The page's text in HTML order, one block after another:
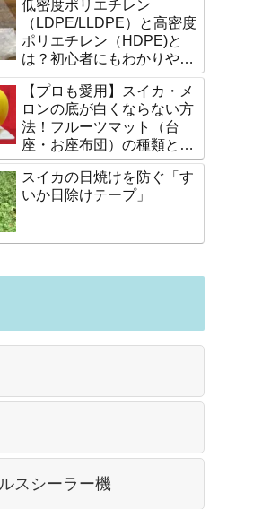
低密度ポリエチレン
（LDPE/LLDPE）と高密度
ポリエチレン（HDPE)と
は？初心者にもわかりやす
く説明します。
【プロも愛用】スイカ・メ
ロンの底が白くならない方
法！フルーツマット（台
座・お座布団）の種類と選
び方
スイカの日焼けを防ぐ「す
いか日除けテープ」
スシーラー機